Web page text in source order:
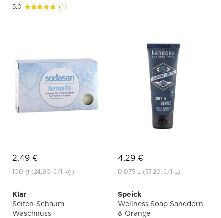
5.0 (1)
2,49 €
100 g (24,90 €/1 kg)
4,29 €
0.075 L (57,20 €/1 L)
Klar
Seifen-Schaum
Waschnuss
Speick
Wellness Soap Sanddorn
& Orange